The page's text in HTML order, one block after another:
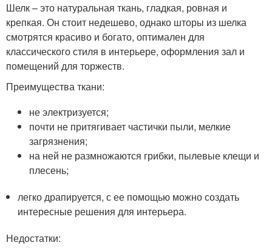
Шелк – это натуральная ткань, гладкая, ровная и
крепкая. Он стоит недешево, однако шторы из шелка
смотрятся красиво и богато, оптимален для
классического стиля в интерьере, оформления зал и
помещений для торжеств.
Преимущества ткани:
не электризуется;
почти не притягивает частички пыли, мелкие
загрязнения;
на ней не размножаются грибки, пылевые клещи и
плесень;
легко драпируется, с ее помощью можно создать
интересные решения для интерьера.
Недостатки: